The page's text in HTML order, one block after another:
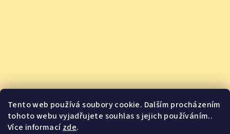
Tento web používá soubory cookie. Dalším procházením
tohoto webu vyjadřujete souhlas s jejich používáním..
Více informacízde.